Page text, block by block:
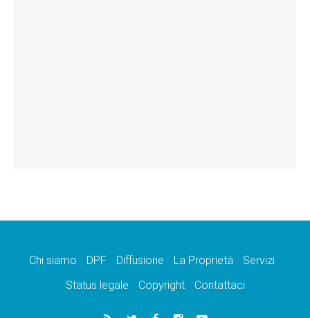
Chi siamo DPF Diffusione La Proprietà
Servizi
Status legale
Copyright Contattaci